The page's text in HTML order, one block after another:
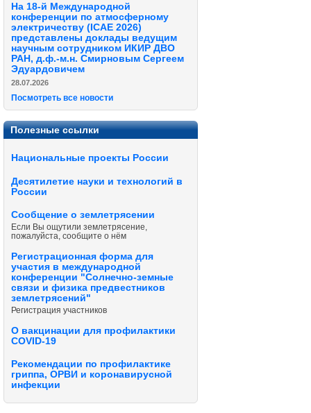
На 18-й Международной
конференции по атмосферному
электричеству (ICAE 2026)
представлены доклады ведущим
научным сотрудником ИКИР ДВО
РАН, д.ф.-м.н. Смирновым Сергеем
Эдуардовичем
28.07.2026
Посмотреть все новости
Полезные ссылки
Национальные проекты России
Десятилетие науки и технологий в
России
Сообщение о землетрясении
Если Вы ощутили землетрясение,
пожалуйста, сообщите о нём
Регистрационная форма для
участия в международной
конференции "Солнечно-земные
связи и физика предвестников
землетрясений"
Регистрация участников
О вакцинации для профилактики
COVID-19
Рекомендации по профилактике
гриппа, ОРВИ и коронавирусной
инфекции